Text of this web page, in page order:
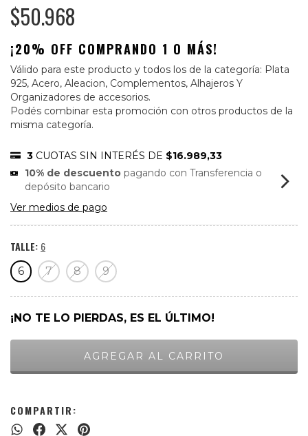
$50.968
¡20% OFF COMPRANDO 1 O MÁS!
Válido para este producto y todos los de la categoría: Plata
925, Acero, Aleacion, Complementos, Alhajeros Y
Organizadores de accesorios.
Podés combinar esta promoción con otros productos de la
misma categoría.
3 CUOTAS SIN INTERÉS DE $16.989,33
10% de descuento pagando con Transferencia o
depósito bancario
Ver medios de pago
TALLE: 6
6 7 8 9
¡NO TE LO PIERDAS, ES EL ÚLTIMO!
COMPARTIR: